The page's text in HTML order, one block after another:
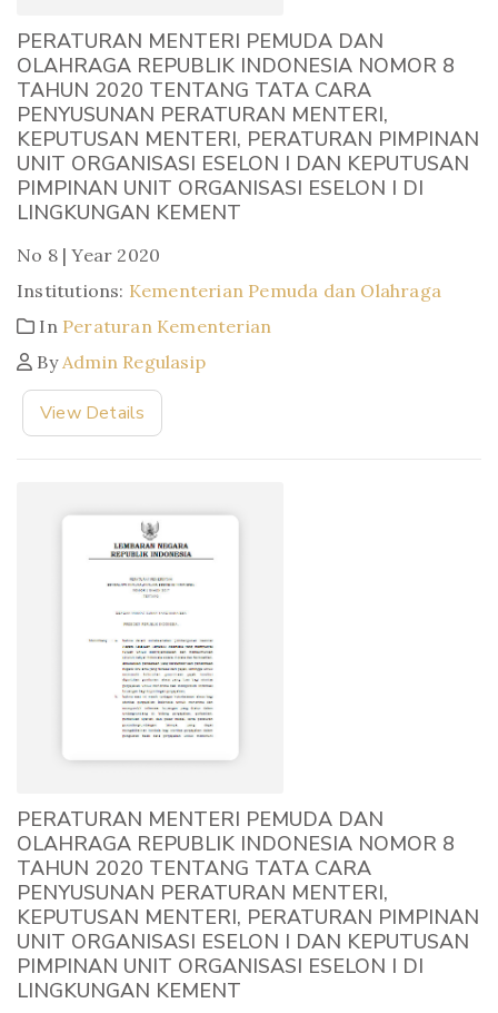
PERATURAN MENTERI PEMUDA DAN
OLAHRAGA REPUBLIK INDONESIA NOMOR 8
TAHUN 2020 TENTANG TATA CARA
PENYUSUNAN PERATURAN MENTERI,
KEPUTUSAN MENTERI, PERATURAN PIMPINAN
UNIT ORGANISASI ESELON I DAN KEPUTUSAN
PIMPINAN UNIT ORGANISASI ESELON I DI
LINGKUNGAN KEMENT
No 8 | Year 2020
Institutions: Kementerian Pemuda dan Olahraga
In Peraturan Kementerian
By Admin Regulasip
View Details
PERATURAN MENTERI PEMUDA DAN
OLAHRAGA REPUBLIK INDONESIA NOMOR 8
TAHUN 2020 TENTANG TATA CARA
PENYUSUNAN PERATURAN MENTERI,
KEPUTUSAN MENTERI, PERATURAN PIMPINAN
UNIT ORGANISASI ESELON I DAN KEPUTUSAN
PIMPINAN UNIT ORGANISASI ESELON I DI
LINGKUNGAN KEMENT